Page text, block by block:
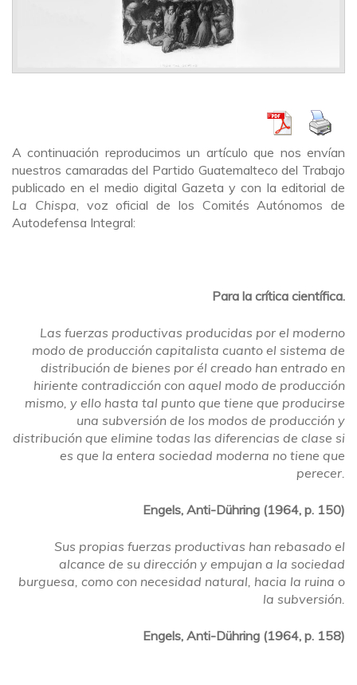
A continuación reproducimos un artículo que nos envían
nuestros camaradas del Partido Guatemalteco del Trabajo
publicado en el medio digital Gazeta y con la editorial de
La Chispa, voz oficial de los Comités Autónomos de
Autodefensa Integral:
Para la crítica científica.
Las fuerzas productivas producidas por el moderno
modo de producción capitalista cuanto el sistema de
distribución de bienes por él creado han entrado en
hiriente contradicción con aquel modo de producción
mismo, y ello hasta tal punto que tiene que producirse
una subversión de los modos de producción y
distribución que elimine todas las diferencias de clase si
es que la entera sociedad moderna no tiene que
perecer.
Engels, Anti-Dühring (1964, p. 150)
Sus propias fuerzas productivas han rebasado el
alcance de su dirección y empujan a la sociedad
burguesa, como con necesidad natural, hacia la ruina o
la subversión.
Engels, Anti-Dühring (1964, p. 158)